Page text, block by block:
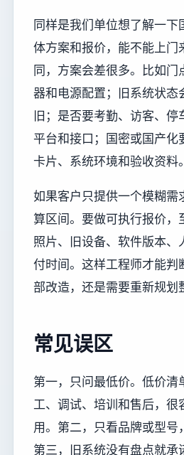
同样是我们单位想了解一下
体方案和报价，能不能上门
同，方案会差很多。比如门
器和电源配置；旧系统状态
旧；是否要考勤、访客、
平台和接口；国密或国产化
卡片、系统环境和验收资料。
如果客户只提供一个模糊需
算区间。要做可执行报价，
照片、旧设备、软件版本、
付时间。这样工程师才能判
部改造，还是需要重新规划
常见误区
第一，只问最低价。低价清
工、调试、培训和售后，很
用。第二，只看品牌或型号
第三，旧系统没有盘点就承